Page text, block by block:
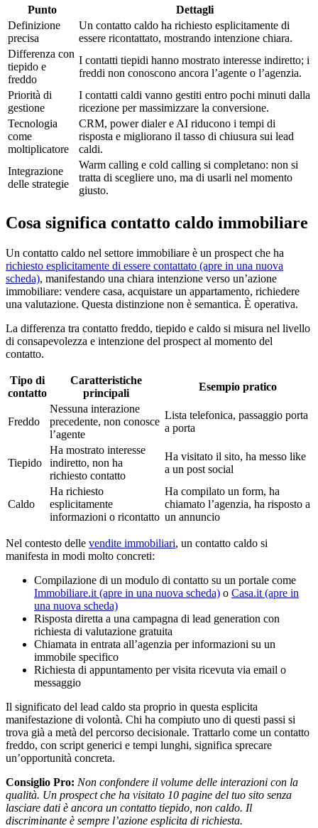
Punto
Dettagli
Definizione
precisa
Un contatto caldo ha richiesto esplicitamente di
essere ricontattato, mostrando intenzione chiara.
Differenza con
tiepido e
freddo
I contatti tiepidi hanno mostrato interesse indiretto; i
freddi non conoscono ancora l’agente o l’agenzia.
Priorità di
gestione
I contatti caldi vanno gestiti entro pochi minuti dalla
ricezione per massimizzare la conversione.
Tecnologia
come
moltiplicatore
CRM, power dialer e AI riducono i tempi di
risposta e migliorano il tasso di chiusura sui lead
caldi.
Integrazione
delle strategie
Warm calling e cold calling si completano: non si
tratta di scegliere uno, ma di usarli nel momento
giusto.
Cosa significa contatto caldo immobiliare
Un contatto caldo nel settore immobiliare è un prospect che ha
richiesto esplicitamente di essere contattato (apre in una nuova
scheda), manifestando una chiara intenzione verso un’azione
immobiliare: vendere casa, acquistare un appartamento, richiedere
una valutazione. Questa distinzione non è semantica. È operativa.
La differenza tra contatto freddo, tiepido e caldo si misura nel livello
di consapevolezza e intenzione del prospect al momento del
contatto.
Tipo di
contatto
Caratteristiche
principali
Esempio pratico
Freddo
Nessuna interazione
precedente, non conosce
l’agente
Lista telefonica, passaggio porta
a porta
Tiepido
Ha mostrato interesse
indiretto, non ha
richiesto contatto
Ha visitato il sito, ha messo like
a un post social
Caldo
Ha richiesto
esplicitamente
informazioni o ricontatto
Ha compilato un form, ha
chiamato l’agenzia, ha risposto a
un annuncio
Nel contesto delle vendite immobiliari, un contatto caldo si
manifesta in modi molto concreti:
Compilazione di un modulo di contatto su un portale come
Immobiliare.it (apre in una nuova scheda) o Casa.it (apre in
una nuova scheda)
Risposta diretta a una campagna di lead generation con
richiesta di valutazione gratuita
Chiamata in entrata all’agenzia per informazioni su un
immobile specifico
Richiesta di appuntamento per visita ricevuta via email o
messaggio
Il significato del lead caldo sta proprio in questa esplicita
manifestazione di volontà. Chi ha compiuto uno di questi passi si
trova già a metà del percorso decisionale. Trattarlo come un contatto
freddo, con script generici e tempi lunghi, significa sprecare
un’opportunità concreta.
Consiglio Pro: Non confondere il volume delle interazioni con la
qualità. Un prospect che ha visitato 10 pagine del tuo sito senza
lasciare dati è ancora un contatto tiepido, non caldo. Il
discriminante è sempre l’azione esplicita di richiesta.